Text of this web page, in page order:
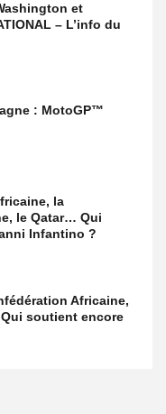
et
– L’info du
: MotoGP™
la
le Qatar… Qui
Infantino ?
Africaine,
soutient encore